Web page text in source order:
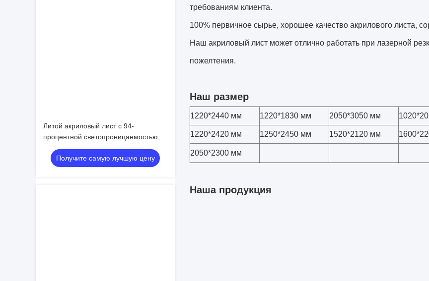
Литой акриловый лист с 94-
процентной светопроницаемостью,
устойчивым к царапинам и
настраиваемым размером и цветом
Получите самую лучшую цену
требованиям клиента.
100% первичное сырье, хорошее качество акрилового листа,
Наш акриловый лист может отлично работать при лазерной
пожелтения.
Наш размер
1220*2440 мм 1220*1830 мм 2050*3050 мм
1220*2420 мм 1250*2450 мм 1520*2120 мм
2050*2300 мм
Наша продукция